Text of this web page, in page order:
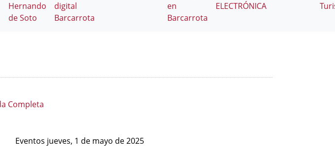
Hernando
de Soto
digital
Barcarrota
en
Barcarrota
ELECTRÓNICA
Completa
Eventos jueves, 1 de mayo de 2025